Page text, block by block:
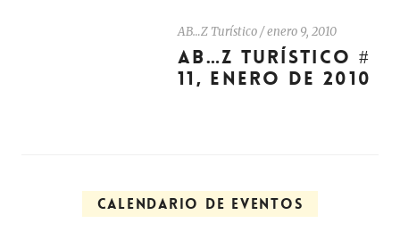
AB…Z Turístico/enero 9, 2010
AB…Z TURÍSTICO #
11, ENERO DE 2010
CALENDARIO DE EVENTOS